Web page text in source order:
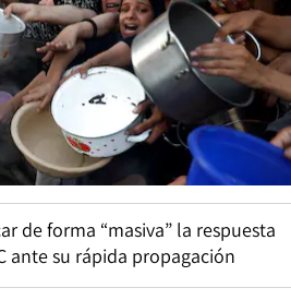
de forma “masiva” la respuesta
ante su rápida propagación